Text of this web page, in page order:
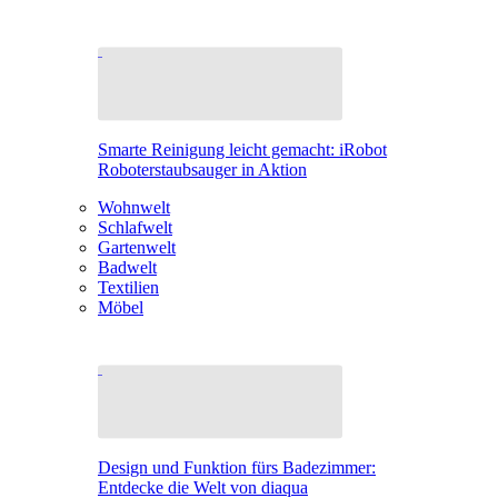
Smarte Reinigung leicht gemacht: iRobot
Roboterstaubsauger in Aktion
Wohnwelt
Schlafwelt
Gartenwelt
Badwelt
Textilien
Möbel
Design und Funktion fürs Badezimmer:
Entdecke die Welt von diaqua